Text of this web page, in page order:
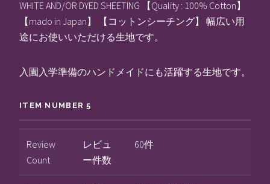
WHITE AND/OR DYED SHEETING 【Quality : 100% Cotton】
【mado in Japan】 【コットンシーチング】 幅広い用
途にお使いいただける生地です。
入園入学準備のハンドメイドにも活躍する生地です。
ITEM NUMBER 5
Review
Count
レビュ
ー件数
60件